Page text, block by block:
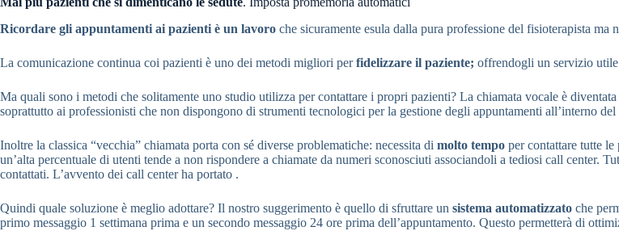
Ricordare gli appuntamenti ai pazienti è un lavoro che sicuramente esula dalla pura professione del fisioterapista ma
La comunicazione continua coi pazienti è uno dei metodi migliori perfidelizzare il paziente; offrendogli un servizio
Ma quali sono i metodi che solitamente uno studio utilizza per contattare i propri pazienti? La chiamata vocale è
soprattutto ai professionisti che non dispongono di strumenti tecnologici per la gestione degli appuntamenti all’interno
Inoltre la classica “vecchia” chiamata porta con sé diverse problematiche: necessita di molto tempo per contattare tutte
un’alta percentuale di utenti tende a non rispondere a chiamate da numeri sconosciuti associandoli a tediosi call center.
contattati. L’avvento dei call center ha portato .
Quindi quale soluzione è meglio adottare? Il nostro suggerimento è quello di sfruttare un sistema automatizzato che
primo messaggio 1 settimana prima e un secondo messaggio 24 ore prima dell’appuntamento. Questo permetterà di